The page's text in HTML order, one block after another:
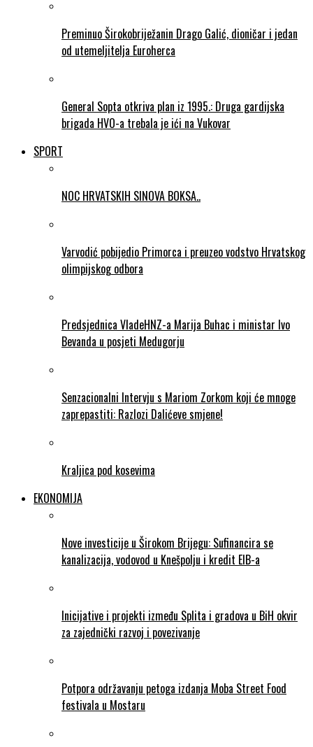
Preminuo Širokobriježanin Drago Galić, dioničar i jedan
od utemeljitelja Euroherca
General Sopta otkriva plan iz 1995.: Druga gardijska
brigada HVO-a trebala je ići na Vukovar
SPORT
NOC HRVATSKIH SINOVA BOKSA..
Varvodić pobijedio Primorca i preuzeo vodstvo Hrvatskog
olimpijskog odbora
Predsjednica VladeHNZ-a Marija Buhac i ministar Ivo
Bevanda u posjeti Medugorju
Senzacionalni Intervju s Mariom Zorkom koji će mnoge
zaprepastiti: Razlozi Dalićeve smjene!
Kraljica pod kosevima
EKONOMIJA
Nove investicije u Širokom Brijegu: Sufinancira se
kanalizacija, vodovod u Knešpolju i kredit EIB-a
Inicijative i projekti između Splita i gradova u BiH okvir
za zajednički razvoj i povezivanje
Potpora održavanju petoga izdanja Moba Street Food
festivala u Mostaru